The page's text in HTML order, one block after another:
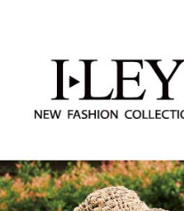
1.本服務
用戶於交
款買賣價
2.基於同
3.完整用
／ATM／
※ 請注意
絡購買商
※ 交易是
【注意事
１．透過
每筆
付款後萊
7-11取貨
每筆
【伊蕾